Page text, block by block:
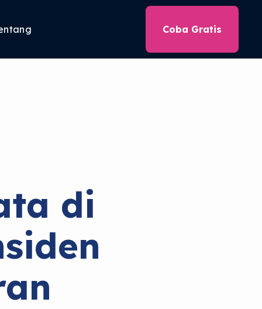
Coba Gratis
di